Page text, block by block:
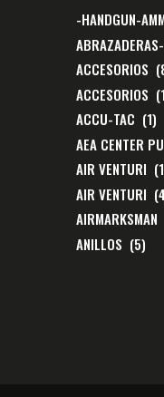
-HANDGUN-
ACCESORIOS
ACCESORIOS
ACCU-TAC (1)
AEA CENTER
AIR VENTURI
AIR VENTURI
AIRMARKSMAN
ANILLOS (5)